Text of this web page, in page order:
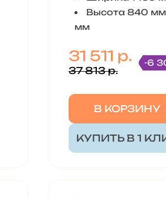
Высота 840
мм
31 511 р.
37 813 р.
-6
В КОРЗИНУ
КУПИТЬ В 1